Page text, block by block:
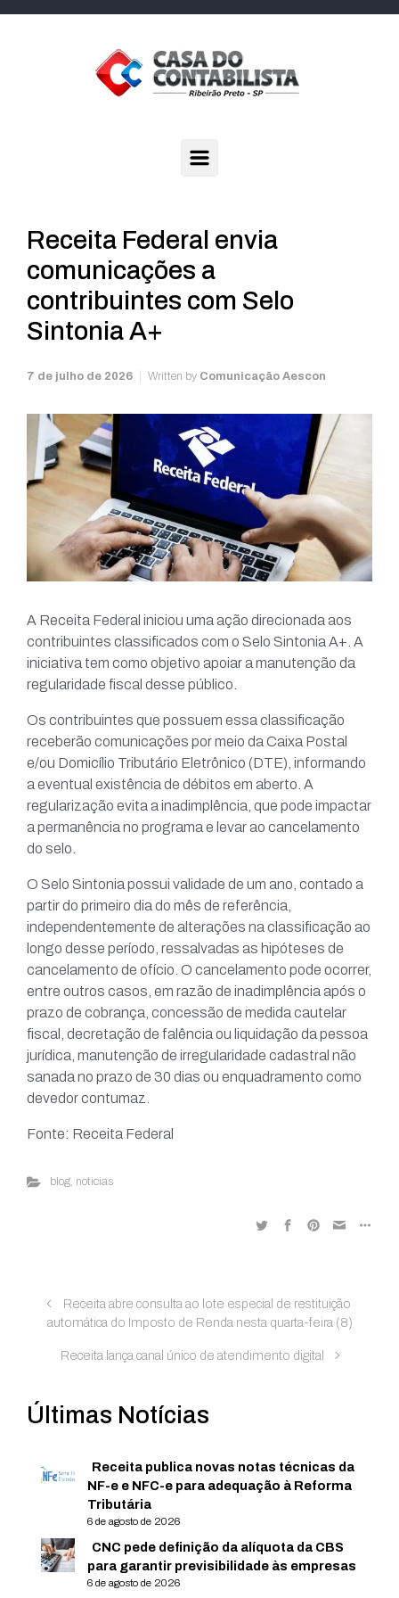
Receita Federal envia
comunicações a
contribuintes com Selo
Sintonia A+
7 de julho de 2026 Written by Comunicação Aescon
A Receita Federal iniciou uma ação direcionada aos
contribuintes classificados com o Selo Sintonia A+. A
iniciativa tem como objetivo apoiar a manutenção da
regularidade fiscal desse público.
Os contribuintes que possuem essa classificação
receberão comunicações por meio da Caixa Postal
e/ou Domicílio Tributário Eletrônico (DTE), informando
a eventual existência de débitos em aberto. A
regularização evita a inadimplência, que pode impactar
a permanência no programa e levar ao cancelamento
do selo.
O Selo Sintonia possui validade de um ano, contado a
partir do primeiro dia do mês de referência,
independentemente de alterações na classificação ao
longo desse período, ressalvadas as hipóteses de
cancelamento de ofício. O cancelamento pode ocorrer,
entre outros casos, em razão de inadimplência após o
prazo de cobrança, concessão de medida cautelar
fiscal, decretação de falência ou liquidação da pessoa
jurídica, manutenção de irregularidade cadastral não
sanada no prazo de 30 dias ou enquadramento como
devedor contumaz.
Fonte: Receita Federal
blog, noticias
Receita abre consulta ao lote especial de restituição
automática do Imposto de Renda nesta quarta-feira (8)
Receita lança canal único de atendimento digital
Últimas Notícias
Receita publica novas notas técnicas da
NF-e e NFC-e para adequação à Reforma
Tributária
6 de agosto de 2026
CNC pede definição da alíquota da CBS
para garantir previsibilidade às empresas
6 de agosto de 2026